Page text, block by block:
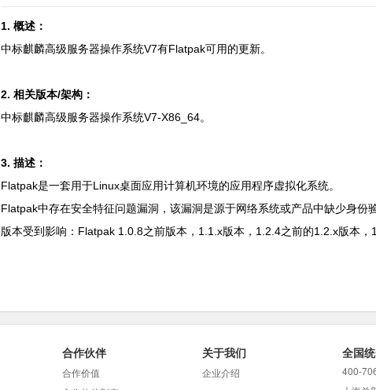
1. 概述：
中标麒麟高级服务器操作系统V7有Flatpak可用的更新。
2. 相关版本/架构：
中标麒麟高级服务器操作系统V7-X86_64。
3. 描述：
Flatpak是一套用于Linux桌面应用计算机环境的应用程序虚拟化系统。
Flatpak中存在安全特征问题漏洞，该漏洞是源于网络系统或产品中缺少身份
版本受到影响：Flatpak 1.0.8之前版本，1.1.x版本，1.2.4之前的1.2.x版本，
合作伙伴
合作价值
关于我们
企业介绍
全国
400-